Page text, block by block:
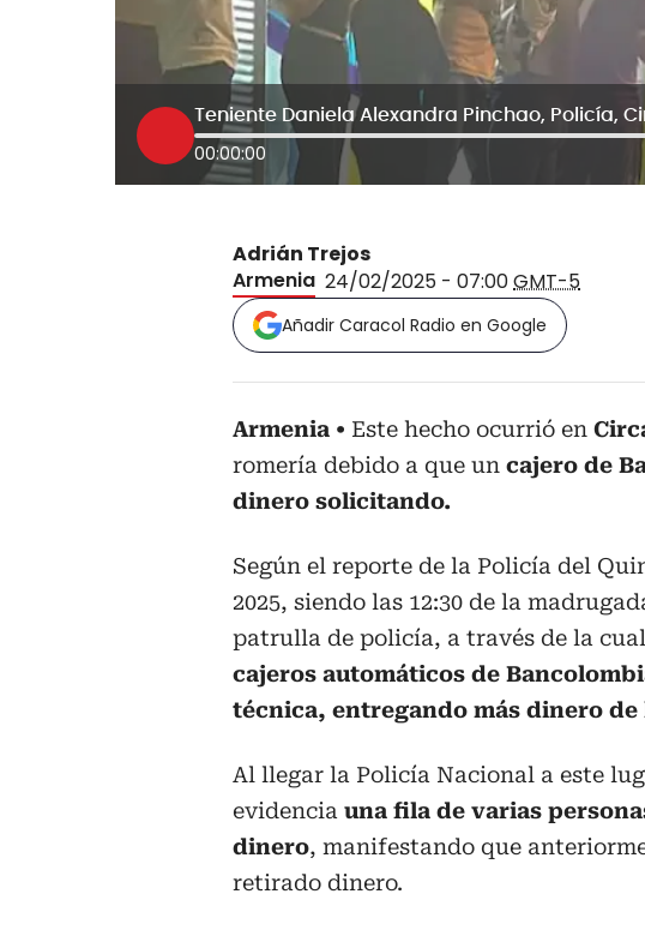
Teniente Daniela Alexandra Pinchao, Policía,
00:00:00
Adrián Trejos
Armenia 24/02/2025 - 07:00GMT-5
Añadir Caracol Radio en Google
Armenia Este hecho ocurrió en
romería debido a que un cajero de
dinero solicitando.
Según el reporte de la Policía del
2025, siendo las 12:30 de la
patrulla de policía, a través de la
cajeros automáticos de
técnica, entregando más dinero
Al llegar la Policía Nacional a este
evidencia una fila de varias
dinero, manifestando que
retirado dinero.